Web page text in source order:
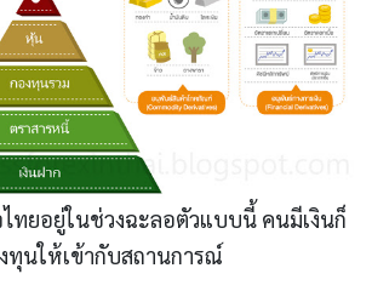
ทยอยู่ในช่วงฉะลอตัวแบบนี้ คนมีเงินก็
ทุนให้เข้ากับสถานการณ์